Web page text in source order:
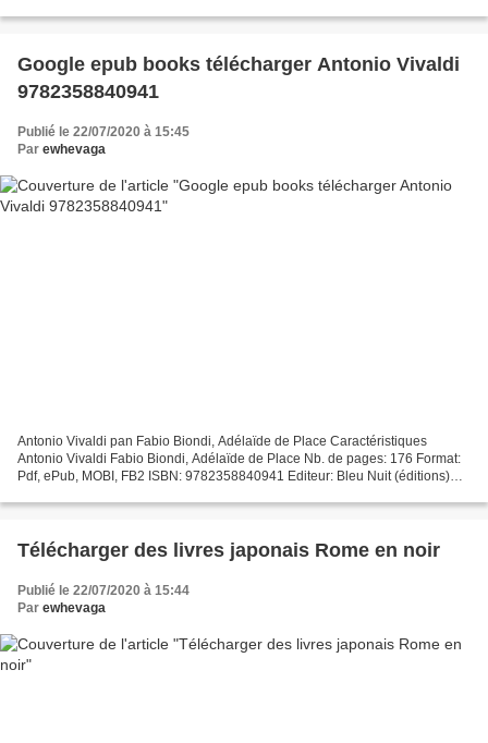
Google epub books télécharger Antonio Vivaldi
9782358840941
Publié le 22/07/2020 à 15:45
Par ewhevaga
Antonio Vivaldi pan Fabio Biondi, Adélaïde de Place Caractéristiques
Antonio Vivaldi Fabio Biondi, Adélaïde de Place Nb. de pages: 176 Format:
Pdf, ePub, MOBI, FB2 ISBN: 9782358840941 Editeur: Bleu Nuit (éditions)
Télécharger des livres japonais Rome en noir
Publié le 22/07/2020 à 15:44
Par ewhevaga